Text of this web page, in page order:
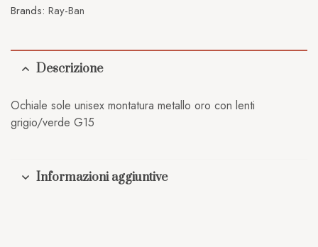
Brands: Ray-Ban
Descrizione
Ochiale sole unisex montatura metallo oro con lenti
grigio/verde G15
Informazioni aggiuntive